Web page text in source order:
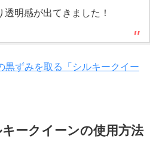
透明感が出てきました！
黒ずみを取る「シルキークイー
ークイーンの使用方法